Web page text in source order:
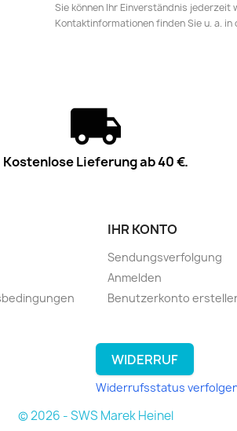
Sie können Ihr Einverständnis jederzeit
Kontaktinformationen finden Sie u. a.
Kostenlose Lieferung ab 40 €.
IHR KONTO
Sendungsverfolgung
Anmelden
Benutzerkonto
WIDERRUF
Widerrufsstatus
© 2026 - SWS Marek Heinel